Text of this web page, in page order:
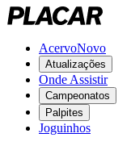
AcervoNovo
Atualizações
Onde Assistir
Campeonatos
Palpites
Joguinhos